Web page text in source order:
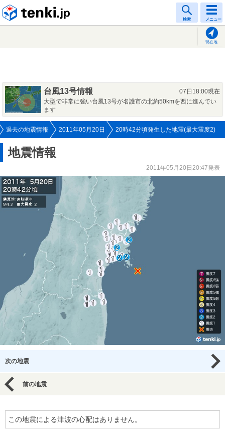
検索 メニュー
現在地
台風13号情報
07日18:00現在
大型で非常に強い台風13号が名護市の北約50kmを西に進んでい
ます
過去の地震情報 2011年05月20日 20時42分頃発生した地震(最大震度2)
地震情報
2011年05月20日20:47発表
次の地震
前の地震
この地震による津波の心配はありません。